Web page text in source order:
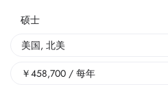
硕士
美国, 北美
￥458,700 / 每年